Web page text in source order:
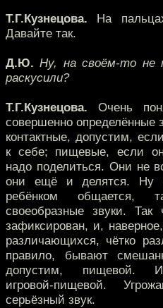
Т.Г.Кузнецова. На
Давайте так.
Д.Ю. Ну, на своём-то не
раскусили?
Т.Г.Кузнецова. Очень
совершенно определённые
контактные, допустим,
к себе; пищевые, если
надо поделиться. Они не
они ещё и делятся. Ну
ребёнком
своеобразные звуки. Так
зафиксирован, и,
различающихся, чётко
правило, бывают
допустим, пищевой.
игровой-пищевой.
серьёзный звук.